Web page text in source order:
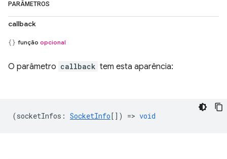
PARÂMETROS
callback
função opcional
O parâmetro callback tem esta aparência:
(socketInfos : SocketInfo[]) => void